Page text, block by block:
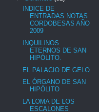
INDICE DE
ENTRADAS NOTAS
CORDOBESAS AÑO
2009
INQUILINOS
ETERNOS DE SAN
HIPÓLITO.
EL PALACIO DE GELO
EL ÓRGANO DE SAN
HIPÓLITO
LA LOMA DE LOS
ESCALONES